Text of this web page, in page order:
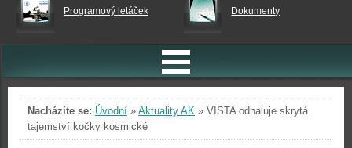
Programový letáček Dokumenty
Nacházíte se: Úvodní » Aktuality AK » VISTA odhaluje skrytá
tajemství kočky kosmické